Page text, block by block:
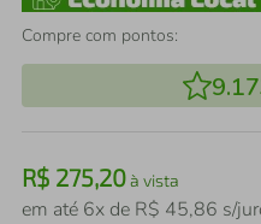
Compre com pontos:
R$ 275,20à vista
em até 6x de R$ 45,86 s/